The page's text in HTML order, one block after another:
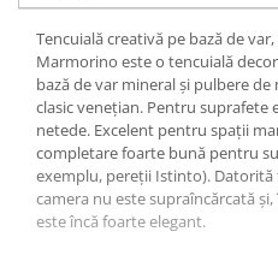
Tencuială creativă pe bază de
Marmorino este o tencuială
bază de var mineral și pulbere
clasic venețian. Pentru suprafete
netede. Excelent pentru spații
completare foarte bună pentru
exemplu, pereții Istinto). Datorită
camera nu este supraîncărcată
este încă foarte elegant.